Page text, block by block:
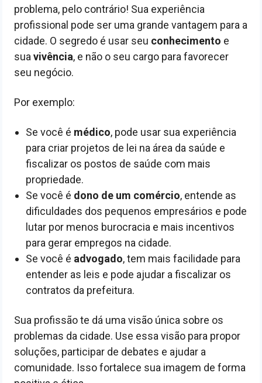
problema, pelo contrário! Sua experiência
profissional pode ser uma grande vantagem para a
cidade. O segredo é usar seu conhecimento e
sua vivência, e não o seu cargo para favorecer
seu negócio.
Por exemplo:
Se você é médico, pode usar sua experiência
para criar projetos de lei na área da saúde e
fiscalizar os postos de saúde com mais
propriedade.
Se você é dono de um comércio, entende as
dificuldades dos pequenos empresários e pode
lutar por menos burocracia e mais incentivos
para gerar empregos na cidade.
Se você é advogado, tem mais facilidade para
entender as leis e pode ajudar a fiscalizar os
contratos da prefeitura.
Sua profissão te dá uma visão única sobre os
problemas da cidade. Use essa visão para propor
soluções, participar de debates e ajudar a
comunidade. Isso fortalece sua imagem de forma